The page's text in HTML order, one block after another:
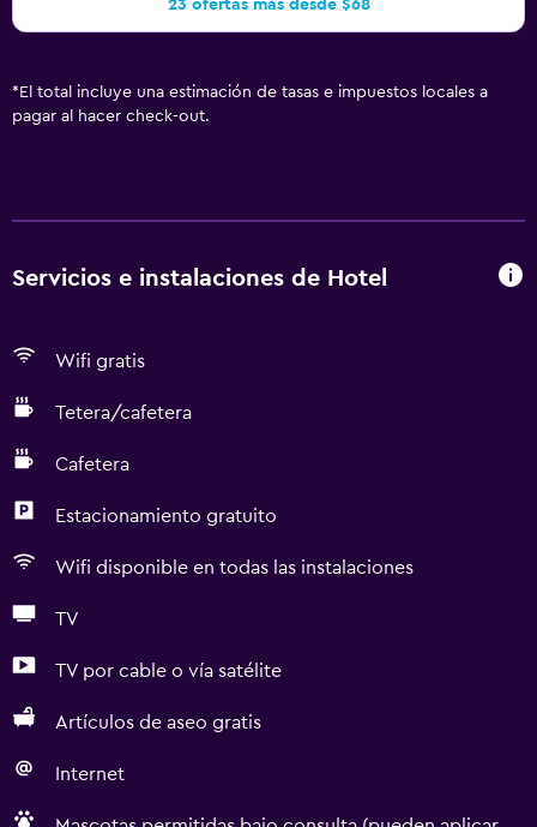
23 ofertas más desde $68
* El total incluye una estimación de tasas e impuestos locales a
pagar al hacer check-out.
Servicios e instalaciones de Hotel
Wifi gratis
Tetera/cafetera
Cafetera
Estacionamiento gratuito
Wifi disponible en todas las instalaciones
TV
TV por cable o vía satélite
Artículos de aseo gratis
Internet